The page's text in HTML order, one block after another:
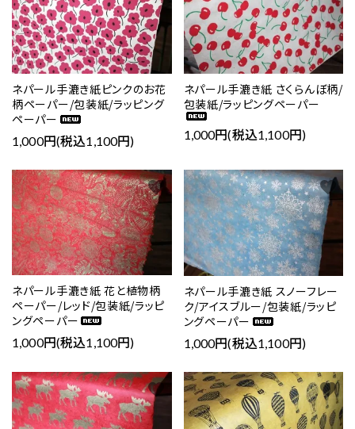
ネパール手漉き紙ピンクのお花
柄ペーパー/包装紙/ラッピング
ペーパー
1,000円(税込1,100円)
ネパール手漉き紙 さくらんぼ柄/
包装紙/ラッピングペーパー
1,000円(税込1,100円)
ネパール手漉き紙 花と植物柄
ペーパー/レッド/包装紙/ラッピ
ングペーパー
1,000円(税込1,100円)
favorite
ネパール手漉き紙 スノーフレー
ク/アイスブルー/包装紙/ラッピ
ングペーパー
1,000円(税込1,100円)
favorite
favorite favorite